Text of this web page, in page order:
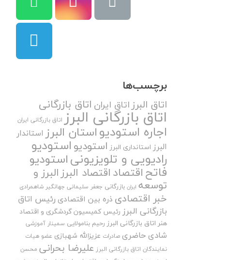
برچسب‌ها
اتاق البرزاتاق ایران اتاق بازرگانی
اتاق بازرگانی البرز اتاق بازرگانی ایران
اجاره استودیواستان البرز استاندار
البرز استانداری البرز استودیواستودیو
رادیویی و تلویزیونیاستودیو
فاتحاقتصاداقتصاد البرزالبرز و
توسعه ایران بازرگانی جعفر سلیمانی جهانگیر شاهمرادی
خبر اقتصادی ذره بین اقتصادی رئیس اتاق
بازرگانی البرز رئیس کمیسیون گردشگری و اقتصاد
هنر اتاق بازرگانی البرز رحیم بنامولایی سمینار آموزشی
شادی حاضری صادرات عزیزالله شهبازی عضو هیات
نمایندگان اتاق بازرگانی البرز علیرضا بحرانی محسن